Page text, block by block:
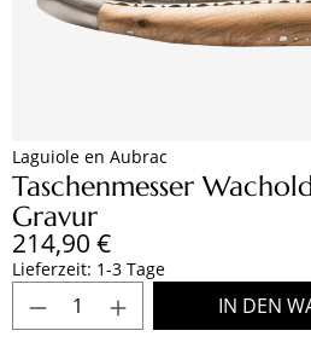
Laguiole en Aubrac
Taschenmesser
Gravur
Regulärer Preis:
214,90 €
Lieferzeit: 1-3 Tage
Produkt Anzahl: Gib
IN DEN